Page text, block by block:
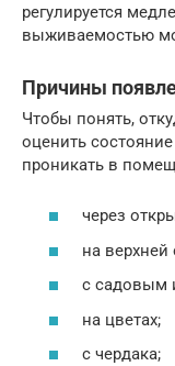
регулируется
выживаемостью
Причины
Чтобы понять,
оценить
проникать в
через
на верхней
с садовым
на цветах;
с чердака;